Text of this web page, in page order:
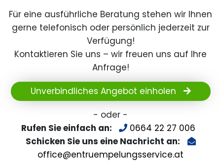
Für eine ausführliche Beratung stehen wir Ihnen
gerne telefonisch oder persönlich jederzeit zur
Verfügung!
Kontaktieren Sie uns – wir freuen uns auf Ihre
Anfrage!
Unverbindliches Angebot einholen
- oder -
Rufen Sie einfach an:
0664 22 27 006
Schicken Sie uns eine Nachricht an:
office@entruempelungsservice.at